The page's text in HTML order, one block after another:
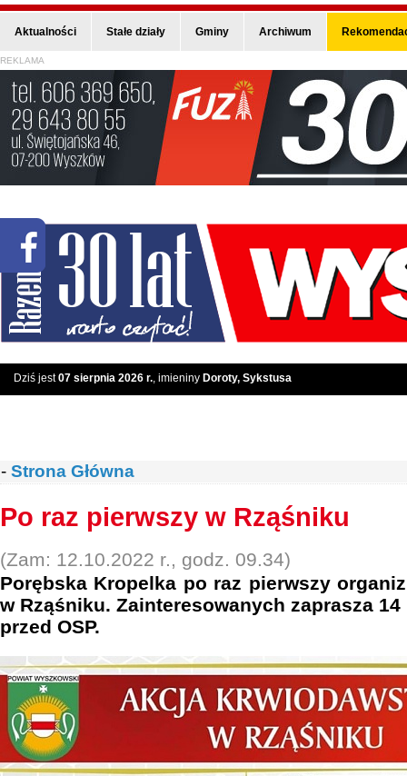
Aktualności Stałe działy Gminy Archiwum
REKLAMA
Dziś jest07 sierpnia 2026 r., imieniny Doroty, Sykstusa
- Strona Główna
Po raz pierwszy w Rząśniku
(Zam: 12.10.2022 r., godz. 09.34)
Porębska Kropelka po raz pierwszy
w Rząśniku. Zainteresowanych zaprasza
przed OSP.